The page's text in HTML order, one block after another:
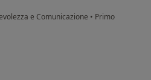
e Comunicazione • Primo